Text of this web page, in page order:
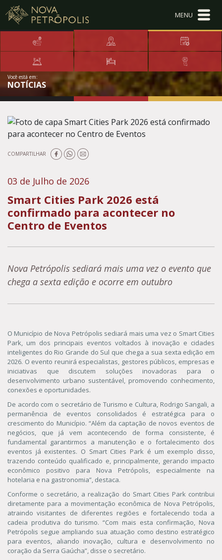
Ir para conteúdo principal
Conteúdo Menu
Conteúdo Principal
Você está em:
NOTÍCIAS
COMPARTILHAR
03 de Julho de 2026
Smart Cities Park 2026 está
confirmado para acontecer no
Centro de Eventos
Nova Petrópolis sediará mais uma vez o evento que
chega a sexta edição e ocorre em outubro
O Município de Nova Petrópolis sediará mais uma vez o Smart Cities
Park, um dos principais eventos voltados à inovação e cidades
inteligentes do Rio Grande do Sul que chega a sua sexta edição em
2026. O evento reunirá especialistas, gestores públicos, empresas e
iniciativas que discutem soluções inovadoras para o
desenvolvimento urbano sustentável, promovendo conhecimento,
conexões e oportunidades.
De acordo com o secretário de Turismo e Cultura, Rodrigo Sangali, a
permanência de eventos consolidados é estratégica para o
crescimento do Município. “Além da captação de novos eventos de
negócios, que já vem acontecendo de forma consistente, é
fundamental garantirmos a manutenção e o fortalecimento dos
eventos já existentes. O Smart Cities Park é um exemplo disso,
trazendo conteúdo qualificado e, principalmente, gerando impacto
econômico positivo para Nova Petrópolis, especialmente na
hotelaria e na gastronomia”, destaca.
Conforme o secretário, a realização do Smart Cities Park contribui
diretamente para a movimentação econômica de Nova Petrópolis,
atraindo visitantes de diferentes regiões e fortalecendo toda a
cadeia produtiva do turismo. “Com mais esta confirmação, Nova
Petrópolis segue ampliando sua atuação como destino estratégico
para eventos, aliando inovação, cultura e desenvolvimento no
coração da Serra Gaúcha”, disse o secretário.